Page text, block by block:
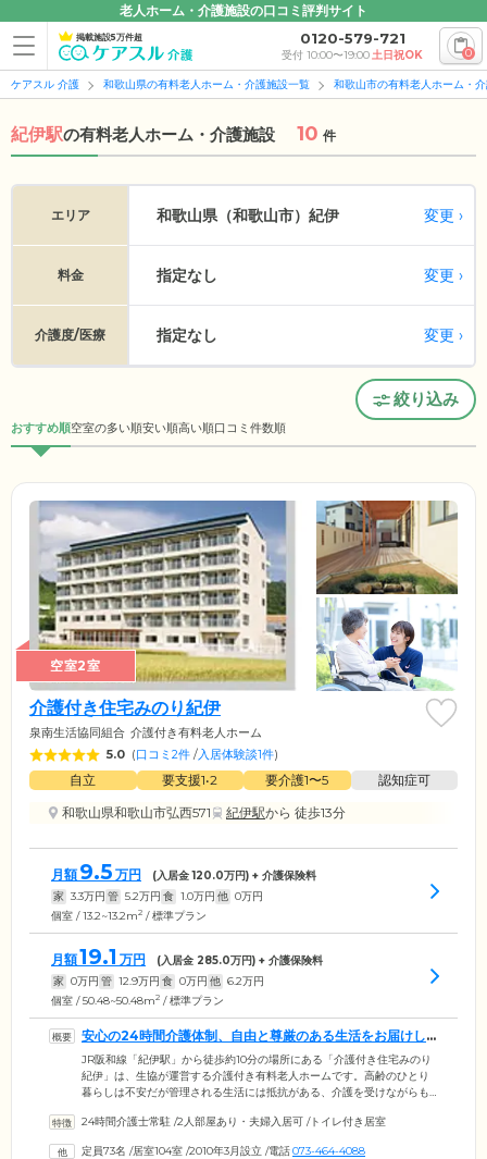
老人ホーム・介護施設の口コミ評判サイト
掲載施設5万件超 0120-579-721
受付 10:00〜19:00土日祝OK 0
ケアスル 介護 和歌山県の有料老人ホーム・介護施設一覧 和歌山市の有料老人ホーム・
紀伊駅の有料老人ホーム・介護施設 10 件
エリア 和歌山県（和歌山市） 紀伊 変更
料金 指定なし 変更
介護度/医療 指定なし 変更
絞り込み
おすすめ順空室の多い順安い順高い順口コミ件数順
空室2室
介護付き住宅みのり紀伊
泉南生活協同組合 介護付き有料老人ホーム
5.0 (口コミ2件 /入居体験談1件)
自立 要支援1•2 要介護1〜5
認知症可
和歌山県和歌山市弘西571
紀伊駅から 徒歩13分
月額 9.5 万円 (入居金120.0万円) + 介護保険料
家 3.3万円 管 5.2万円 食 1.0万円 他 0万円
個室 / 13.2~13.2m2 / 標準プラン
月額19.1 万円 (入居金 285.0万円) + 介護保険料
家 0万円 管 12.9万円 食 0万円 他 6.2万円
個室 / 50.48~50.48m2 / 標準プラン
安心の24時間介護体制、自由と尊厳のある生活をお届けし
ます
JR阪和線「紀伊駅」から徒歩約10分の場所にある「介護付き住宅みのり
紀伊」は、生協が運営する介護付き有料老人ホームです。高齢のひとり
暮らしは不安だが管理される生活には抵抗がある、介護を受けながらも
しました。介護付き有料老人ホームにはめずらしく、施設への出入りは
24時間介護士常駐 /2人部屋あり・夫婦入居可 /トイレ付き居室
定員73名 /居室104室 /2010年3月設立 /電話073-464-4088